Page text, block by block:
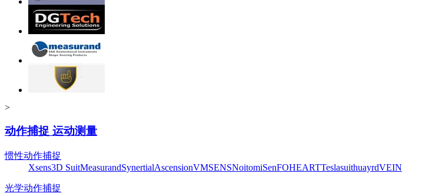
>
动作捕捉 运动测量
惯性动作捕捉
Xsens3D SuitMeasurandSynertialAscensionVMSENSNoitomiSenFOHEARTTeslasuithuayrdVEIN
光学动作捕捉